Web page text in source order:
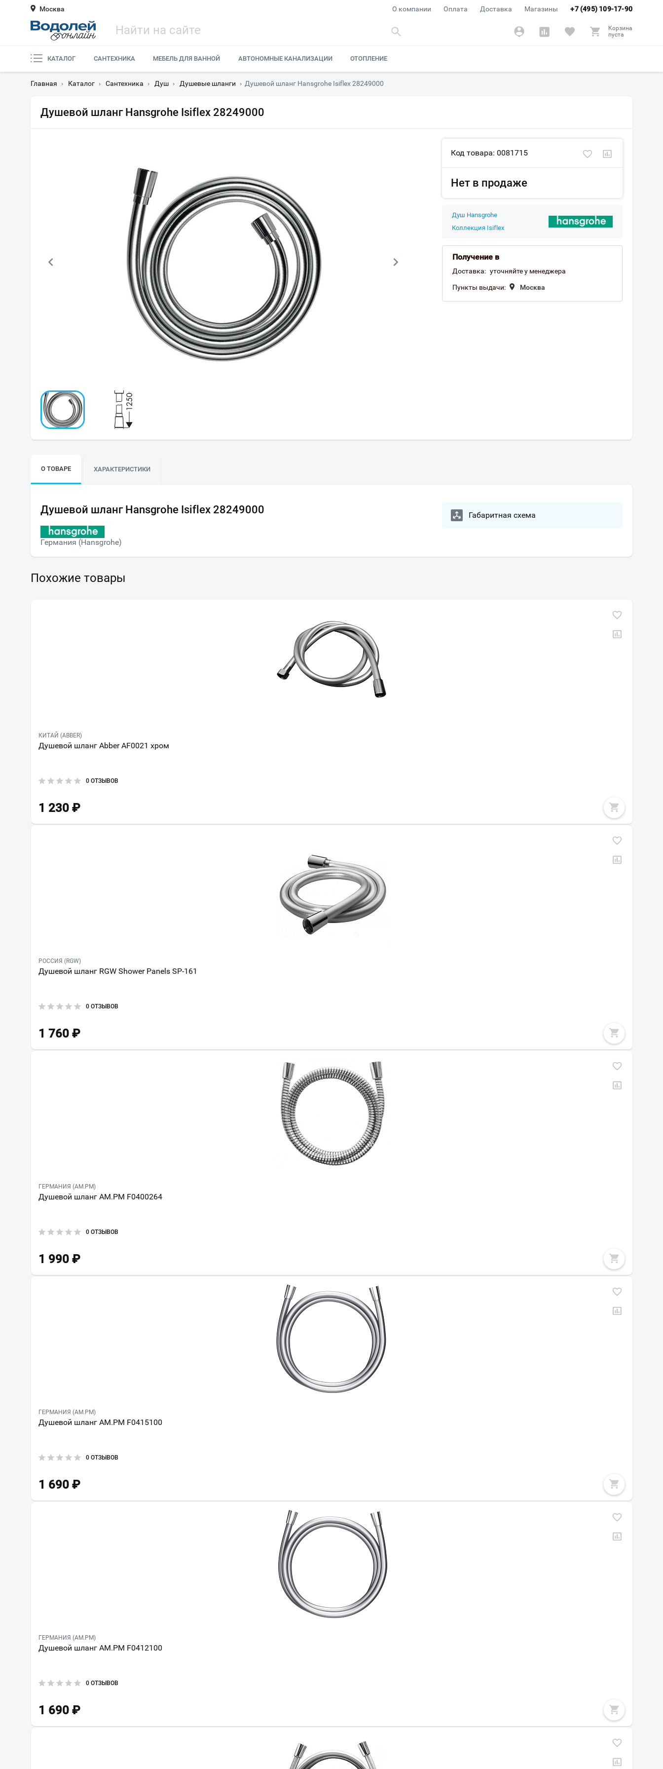
Москва +7 (495) 109-17-90
О компании Оплата Доставка Магазины
Корзина
пуста
КАТАЛОГ САНТЕХНИКА МЕБЕЛЬ ДЛЯ ВАННОЙ АВТОНОМНЫЕ КАНАЛИЗАЦИИ ОТОПЛЕНИЕ
Главная › Каталог › Сантехника › Душ › Душевые шланги › Душевой шланг Hansgrohe Isiflex 28249000
Душевой шланг Hansgrohe Isiflex 28249000
Код товара: 0081715
Нет в продаже
Душ Hansgrohe
Коллекция Isiflex
Получение в
Доставка: уточняйте у менеджера
Пункты выдачи: Москва
О ТОВАРЕ ХАРАКТЕРИСТИКИ
Душевой шланг Hansgrohe Isiflex 28249000
Германия (Hansgrohe)
Габаритная схема
Похожие товары
КИТАЙ (ABBER)
Душевой шланг Abber AF0021 хром
0 ОТЗЫВОВ
1 230 ₽
РОССИЯ (RGW)
Душевой шланг RGW Shower Panels SP-161
0 ОТЗЫВОВ
1 760 ₽
ГЕРМАНИЯ (AM.PM)
Душевой шланг AM.PM F0400264
0 ОТЗЫВОВ
1 990 ₽
ГЕРМАНИЯ (AM.PM)
Душевой шланг AM.PM F0415100
0 ОТЗЫВОВ
1 690 ₽
ГЕРМАНИЯ (AM.PM)
Душевой шланг AM.PM F0412100
0 ОТЗЫВОВ
1 690 ₽
Ваш город?
Всё верно Сменить город